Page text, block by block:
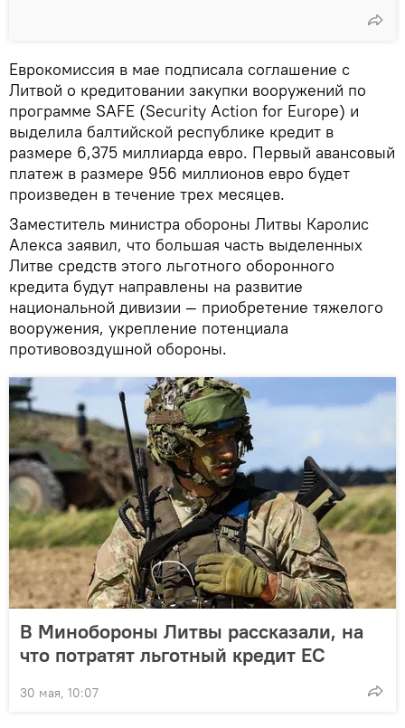
Еврокомиссия в мае подписала соглашение с
Литвой о кредитовании закупки вооружений по
программе SAFE (Security Action for Europe) и
выделила балтийской республике кредит в
размере 6,375 миллиарда евро. Первый авансовый
платеж в размере 956 миллионов евро будет
произведен в течение трех месяцев.
Заместитель министра обороны Литвы Каролис
Алекса заявил, что большая часть выделенных
Литве средств этого льготного оборонного
кредита будут направлены на развитие
национальной дивизии — приобретение тяжелого
вооружения, укрепление потенциала
противовоздушной обороны.
В Минобороны Литвы рассказали, на
что потратят льготный кредит ЕС
30 мая, 10:07